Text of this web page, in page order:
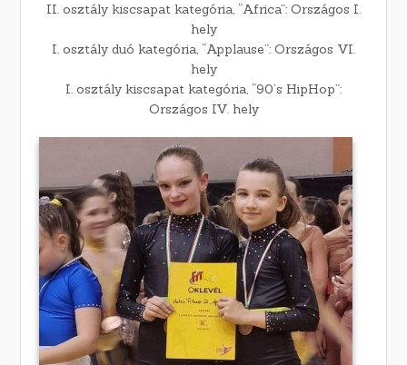
II. osztály kiscsapat kategória, “Africa”: Országos I.
hely
I. osztály duó kategória, “Applause”: Országos VI.
hely
I. osztály kiscsapat kategória, “90’s HipHop”:
Országos IV. hely